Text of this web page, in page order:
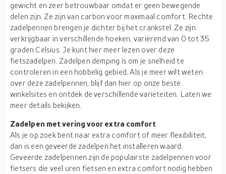
gewicht en zeer betrouwbaar omdat er geen bewegende
delen zijn. Ze zijn van carbon voor maximaal comfort. Rechte
zadelpennen brengen je dichter bij het crankstel. Ze zijn
verkrijgbaar in verschillende hoeken, variërend van 0 tot 35
graden Celsius. Je kunt hier meer lezen over deze
fietszadelpen. Zadelpen demping is om je snelheid te
controleren in een hobbelig gebied. Als je meer wilt weten
over deze zadelpennen, blijf dan hier op onze beste
winkelsites en ontdek de verschillende variëteiten. Laten we
meer details bekijken.
Zadelpen met vering voor extra comfort
Als je op zoek bent naar extra comfort of meer flexibiliteit,
dan is een geveerde zadelpen het installeren waard.
Geveerde zadelpennen zijn de populairste zadelpennen voor
fietsers die veel uren fietsen en extra comfort nodig hebben